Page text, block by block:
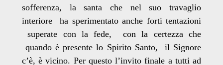
sofferenza, la santa che nel suo travaglio
interiore ha sperimentato anche forti tentazioni
superate con la fede, con la certezza che
quando è presente lo Spirito Santo, il Signore
c’è, è vicino. Per questo l’invito finale a tutti ad